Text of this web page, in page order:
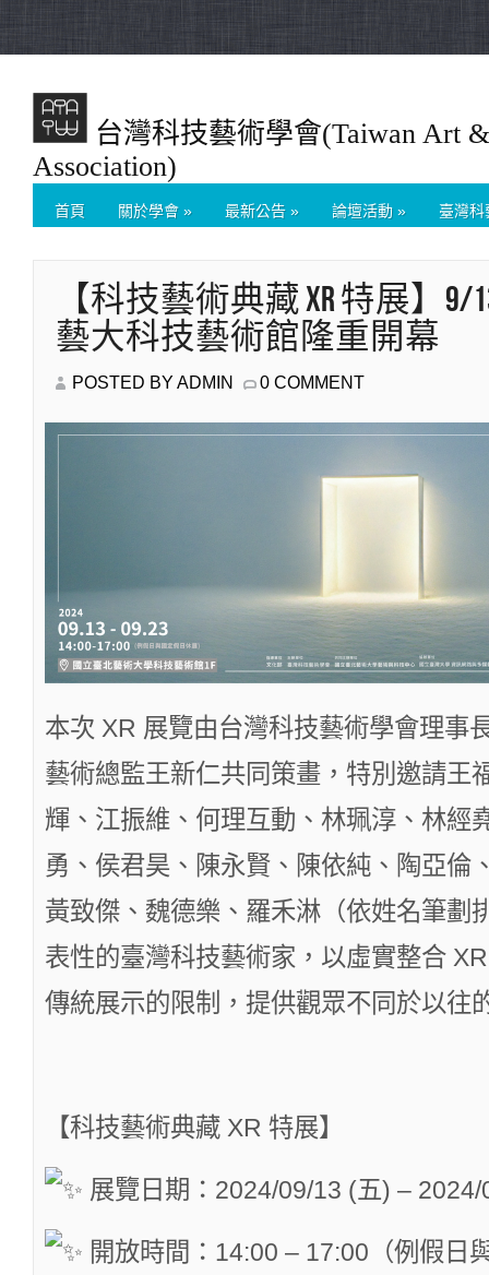
台灣科技藝術學會(Taiwan Art
Association)
首頁 關於學會 » 最新公告 » 論壇活動 » 臺灣科
【科技藝術典藏 XR 特展】9/
藝大科技藝術館隆重開幕
POSTED BY ADMIN 0 COMMENT
本次 XR 展覽由台灣科技藝術學會理事
藝術總監王新仁共同策畫，特別邀請王
輝、江振維、何理互動、林珮淳、林經
勇、侯君昊、陳永賢、陳依純、陶亞倫
黃致傑、魏德樂、羅禾淋（依姓名筆劃
表性的臺灣科技藝術家，以虛實整合
傳統展示的限制，提供觀眾不同於以往
【科技藝術典藏 XR 特展】
展覽日期：2024/09/13 (五) –
開放時間：14:00 – 17:00（例假日